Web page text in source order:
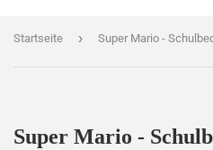
Startseite › Super Mario -
Super Mario -